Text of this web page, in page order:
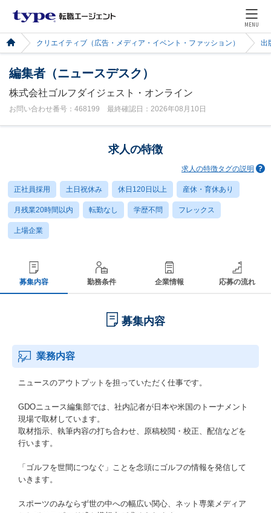
MENU
クリエイティブ（広告・メディア・イベント・ファッション） 出
編集者（ニュースデスク）
株式会社ゴルフダイジェスト・オンライン
お問い合わせ番号：468199 最終確認日：2026年08月10日
求人の特徴
求人の特徴タグの説明
正社員採用 土日祝休み 休日120日以上 産休・育休あり
月残業20時間以内 転勤なし 学歴不問 フレックス
上場企業
募集内容 勤務条件 企業情報 応募の流れ
募集内容
業務内容
ニュースのアウトプットを担っていただく仕事です。
GDOニュース編集部では、社内記者が日本や米国のトーナメント
現場で取材しています。
取材指示、執筆内容の打ち合わせ、原稿校閲・校正、配信などを
行います。
「ゴルフを世間につなぐ」ことを念頭にゴルフの情報を発信して
いきます。
スポーツのみならず世の中への幅広い関心、ネット専業メディア